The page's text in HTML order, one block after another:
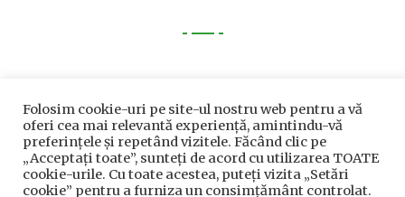
Utile
Telefoane utile
Acte Necesare/Ghid
Folosim cookie-uri pe site-ul nostru web pentru a vă
oferi cea mai relevantă experiență, amintindu-vă
preferințele și repetând vizitele. Făcând clic pe
„Acceptați toate”, sunteți de acord cu utilizarea TOATE
cookie-urile. Cu toate acestea, puteți vizita „Setări
cookie” pentru a furniza un consimțământ controlat.